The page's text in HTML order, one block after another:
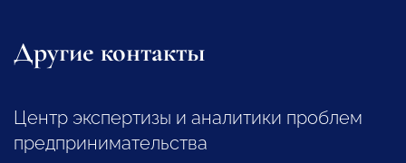
Другие контакты
Центр экспертизы и аналитики проблем
предпринимательства